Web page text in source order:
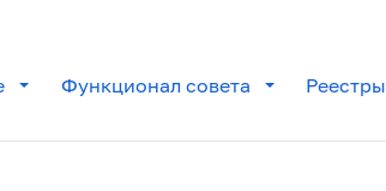
Функционал совета Реестры